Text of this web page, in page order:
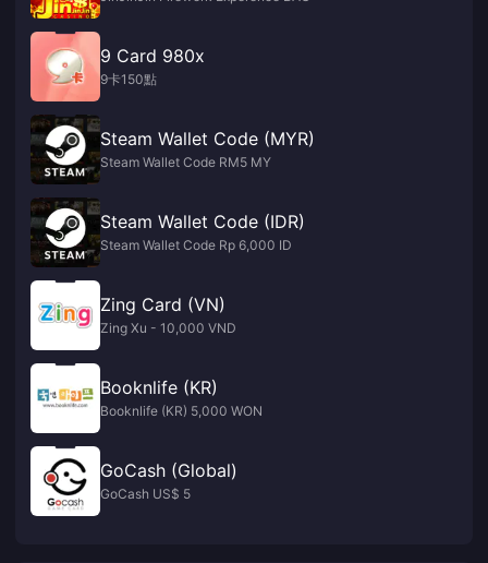
9 Card 980x
9卡150點
Steam Wallet Code (MYR)
Steam Wallet Code RM5 MY
Steam Wallet Code (IDR)
Steam Wallet Code Rp 6,000 ID
Zing Card (VN)
Zing Xu - 10,000 VND
Booknlife (KR)
Booknlife (KR) 5,000 WON
GoCash (Global)
GoCash US$ 5